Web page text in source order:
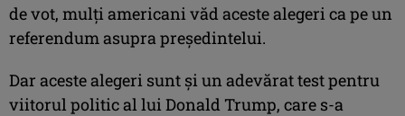
de vot, mulţi americani văd aceste alegeri ca pe un
referendum asupra preşedintelui.
Dar aceste alegeri sunt şi un adevărat test pentru
viitorul politic al lui Donald Trump, care s-a